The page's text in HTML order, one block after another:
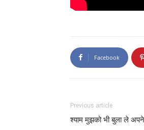
Facebook
Previous article
श्याम मुझको भी बुला ले